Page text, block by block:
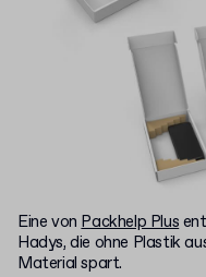
Eine von Packhelp Plus
Hadys, die ohne Plastik
Material spart.